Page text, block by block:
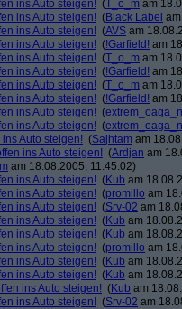
ins Auto steigen! (T_o_m am
ins Auto steigen! (Black Label
ins Auto steigen! (AVS am
ins Auto steigen! (!Garfield! am
ins Auto steigen! (T_o_m am
ins Auto steigen! (!Garfield! am
ins Auto steigen! (T_o_m am
ins Auto steigen! (!Garfield! am
ins Auto steigen! (
ins Auto steigen! (
Auto steigen! (Sajhtam am
ins Auto steigen! (Ardjan am
am 18.08.2005, 11:45:02)
ins Auto steigen! (Kub am
ins Auto steigen! (promillo am
ins Auto steigen! (Srv-02 am
ins Auto steigen! (Kub am
ins Auto steigen! (Kub am
ins Auto steigen! (promillo am
ins Auto steigen! (Kub am
ins Auto steigen! (Kub am
ins Auto steigen! (Kub am
ins Auto steigen! (Srv-02 am